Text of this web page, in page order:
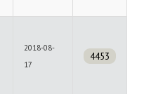
2018-08-
17
4453